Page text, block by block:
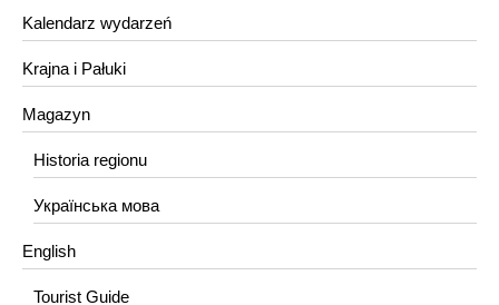
Kalendarz wydarzeń
Krajna i Pałuki
Magazyn
Historia regionu
Українська мова
English
Tourist Guide